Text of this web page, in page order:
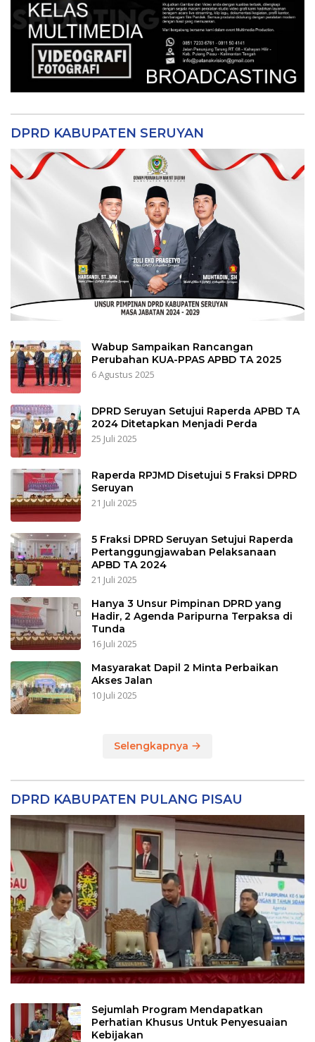
DPRD KABUPATEN SERUYAN
Wabup Sampaikan Rancangan
Perubahan KUA-PPAS APBD TA 2025
6 Agustus 2025
DPRD Seruyan Setujui Raperda APBD TA
2024 Ditetapkan Menjadi Perda
25 Juli 2025
Raperda RPJMD Disetujui 5 Fraksi DPRD
Seruyan
21 Juli 2025
5 Fraksi DPRD Seruyan Setujui Raperda
Pertanggungjawaban Pelaksanaan
APBD TA 2024
21 Juli 2025
Hanya 3 Unsur Pimpinan DPRD yang
Hadir, 2 Agenda Paripurna Terpaksa di
Tunda
16 Juli 2025
Masyarakat Dapil 2 Minta Perbaikan
Akses Jalan
10 Juli 2025
Selengkapnya
DPRD KABUPATEN PULANG PISAU
Sejumlah Program Mendapatkan
Perhatian Khusus Untuk Penyesuaian
Kebijakan